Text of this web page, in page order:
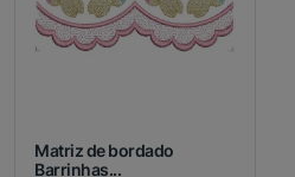
Matriz de bordado
Barrinhas...